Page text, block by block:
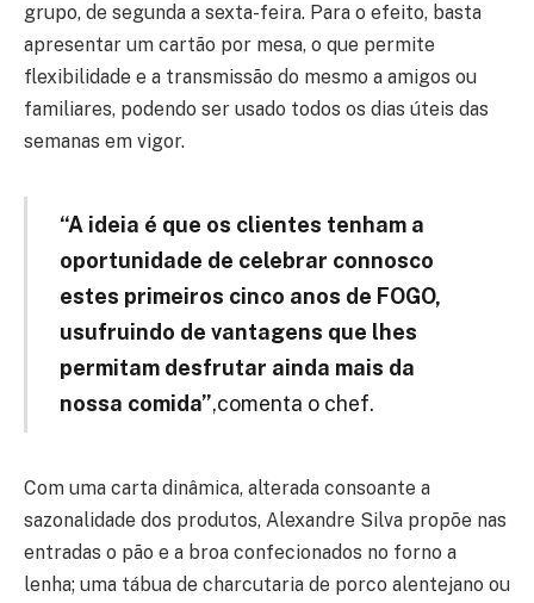
grupo, de segunda a sexta-feira. Para o efeito, basta
apresentar um cartão por mesa, o que permite
flexibilidade e a transmissão do mesmo a amigos ou
familiares, podendo ser usado todos os dias úteis das
semanas em vigor.
“A ideia é que os clientes tenham a
oportunidade de celebrar connosco
estes primeiros cinco anos de FOGO,
usufruindo de vantagens que lhes
permitam desfrutar ainda mais da
nossa comida”,comenta o chef.
Com uma carta dinâmica, alterada consoante a
sazonalidade dos produtos, Alexandre Silva propõe nas
entradas o pão e a broa confecionados no forno a
lenha; uma tábua de charcutaria de porco alentejano ou